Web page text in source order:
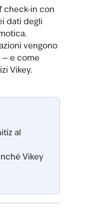
check-in con
dati degli
vengono
— e come
Vikey.
al
Vikey